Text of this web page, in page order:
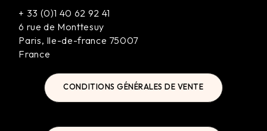
+ 33 (0)1 40 62 92 41
6 rue de Monttesuy
Paris, Ile-de-france 75007
France
CONDITIONS GÉNÉRALES DE VENTE